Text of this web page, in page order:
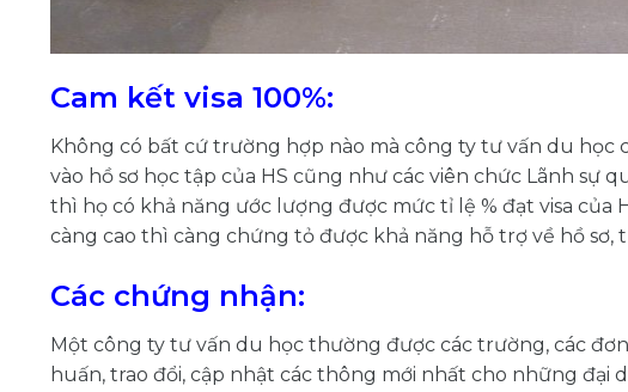
Cam kết visa 100%:
Không có bất cứ trường hợp nào mà công ty tư vấn du học
vào hồ sơ học tập của HS cũng như các viên chức Lãnh sự
thì họ có khả năng ước lượng được mức tỉ lệ % đạt visa
càng cao thì càng chứng tỏ được khả năng hỗ trợ về hồ
Các chứng nhận:
Một công ty tư vấn du học thường được các trường, các
huấn, trao đổi, cập nhật các thông mới nhất cho những đại